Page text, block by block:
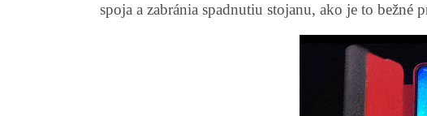
spoja a zabránia spadnutiu stojanu, ako je to